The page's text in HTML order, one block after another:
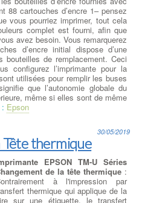
88 cartouches d’encre 1– pensez
vous pourriez imprimer, tout cela
complet est fourni, afin que
avez besoin. Vous remarquerez
d’encre initial dispose d’une
bouteilles de remplacement. Ceci
configurez l’imprimante pour la
utilisées pour remplir les buses
que l’autonomie globale du
même si elles sont de même
Epson
Tête thermique
30/05/2019
EPSON TM-U Séries
de la tête thermique :
à l'impression par
thermique qui applique de la
sur une étiquette, le transfert